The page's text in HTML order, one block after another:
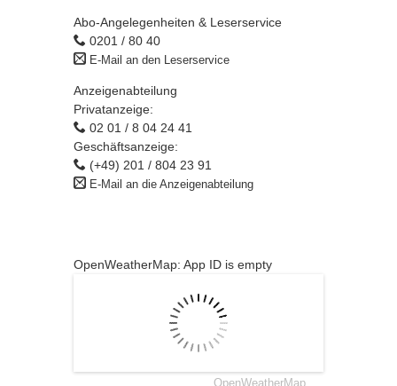
Abo-Angelegenheiten & Leserservice
0201 / 80 40
E-Mail an den Leserservice
Anzeigenabteilung
Privatanzeige:
02 01 / 8 04 24 41
Geschäftsanzeige:
(+49) 201 / 804 23 91
E-Mail an die Anzeigenabteilung
OpenWeatherMap: App ID is empty
OpenWeatherMap